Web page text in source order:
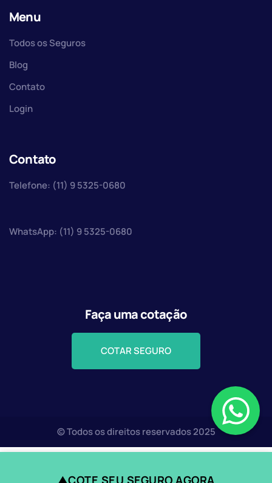
Menu
Todos os Seguros
Blog
Contato
Login
Contato
Telefone: (11) 9 5325-0680
WhatsApp: (11) 9 5325-0680
Faça uma cotação
COTAR SEGURO
© Todos os direitos reservados 2025
▲COTE SEU SEGURO AGORA